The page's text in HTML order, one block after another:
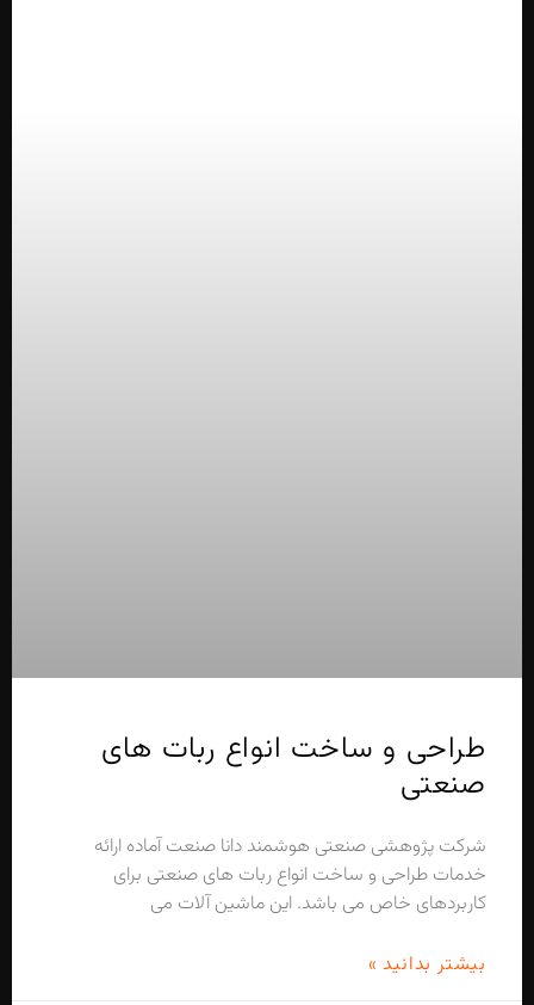
طراحی و ساخت انواع ربات های
صنعتی
شرکت پژوهشی صنعتی هوشمند دانا صنعت آماده ارائه
خدمات طراحی و ساخت انواع ربات های صنعتی برای
کاربردهای خاص می باشد. این ماشین آلات می
بیشتر بدانید »